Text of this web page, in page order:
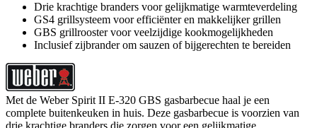
Drie krachtige branders voor gelijkmatige warmteverdeling
GS4 grillsysteem voor efficiënter en makkelijker grillen
GBS grillrooster voor veelzijdige kookmogelijkheden
Inclusief zijbrander om sauzen of bijgerechten te bereiden
Met de Weber Spirit II E-320 GBS gasbarbecue haal je een
complete buitenkeuken in huis. Deze gasbarbecue is voorzien van
drie krachtige branders die zorgen voor een gelijkmatige